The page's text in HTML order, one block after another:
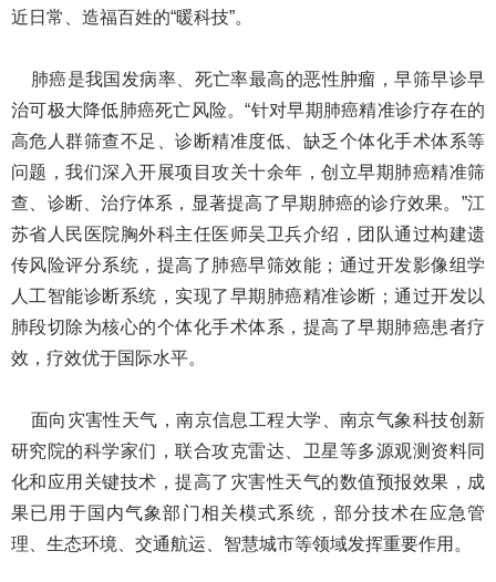
近日常、造福百姓的“暖科技”。
肺癌是我国发病率、死亡率最高的恶性肿瘤，早筛早诊早
治可极大降低肺癌死亡风险。“针对早期肺癌精准诊疗存在的
高危人群筛查不足、诊断精准度低、缺乏个体化手术体系等
问题，我们深入开展项目攻关十余年，创立早期肺癌精准筛
查、诊断、治疗体系，显著提高了早期肺癌的诊疗效果。”江
苏省人民医院胸外科主任医师吴卫兵介绍，团队通过构建遗
传风险评分系统，提高了肺癌早筛效能；通过开发影像组学
人工智能诊断系统，实现了早期肺癌精准诊断；通过开发以
肺段切除为核心的个体化手术体系，提高了早期肺癌患者疗
效，疗效优于国际水平。
面向灾害性天气，南京信息工程大学、南京气象科技创新
研究院的科学家们，联合攻克雷达、卫星等多源观测资料同
化和应用关键技术，提高了灾害性天气的数值预报效果，成
果已用于国内气象部门相关模式系统，部分技术在应急管
理、生态环境、交通航运、智慧城市等领域发挥重要作用。